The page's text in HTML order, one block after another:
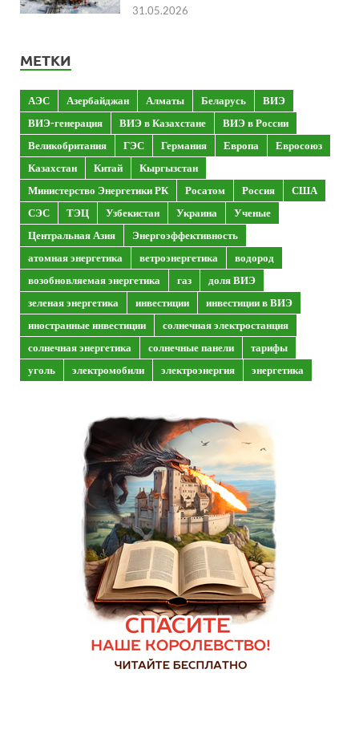
31.05.2026
МЕТКИ
АЭС Азербайджан Алматы Беларусь
ВИЭ
ВИЭ-генерация
ВИЭ в Казахстане
ВИЭ в России
Великобритания
ГЭС Германия Европа
Евросоюз
Казахстан
Китай
Кыргызстан
Министерство Энергетики РК
Росатом Россия
США
СЭС
ТЭЦ Узбекистан Украина
Ученые
Центральная Азия
Энергоэффективность
атомная энергетика
ветроэнергетика
водород
возобновляемая энергетика
газ
доля ВИЭ
зеленая энергетика
инвестиции
инвестиции в ВИЭ
иностранные инвестиции
солнечная электростанция
солнечная энергетика
солнечные панели
тарифы
уголь
электромобили электроэнергия энергетика